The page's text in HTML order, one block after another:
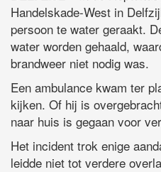
Handelskade-West in
persoon te water geraakt.
water worden gehaald,
brandweer niet nodig was.
Een ambulance kwam ter
kijken. Of hij is
naar huis is gegaan voor
Het incident trok enige
leidde niet tot verdere